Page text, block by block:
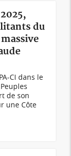
du
CI dans le
de son
une Côte